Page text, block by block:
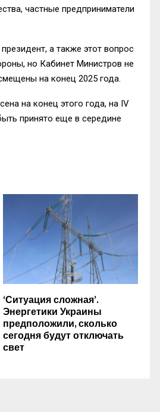
частные предприниматели
а также этот вопрос
но Кабинет Министров не
на конец 2025 года.
на конец этого года, на IV
принято еще в середине
‘Ситуация сложная’.
Энергетики Украины
предположили, сколько
сегодня будут отключать
свет